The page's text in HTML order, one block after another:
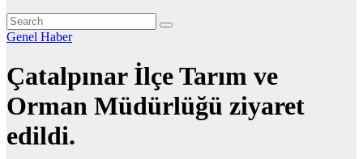
Genel Haber
Çatalpınar İlçe Tarım ve
Orman Müdürlüğü ziyaret
edildi.